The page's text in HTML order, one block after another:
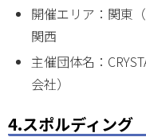
開催エリア：関東
関西
主催団体名：
会社）
4.スポルディング